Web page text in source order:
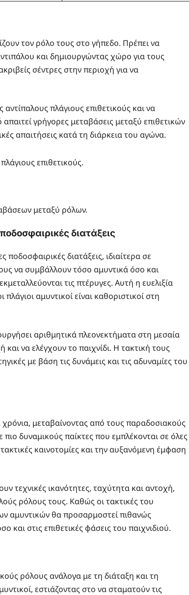
τον ρόλο τους στο γήπεδο. Πρέπει να
και δημιουργώντας χώρο για τους
σέντρες στην περιοχή για να
πλάγιους επιθετικούς και να
γρήγορες μεταβάσεις μεταξύ επιθετικών
απαιτήσεις κατά τη διάρκεια του αγώνα.
επιθετικούς.
μεταξύ ρόλων.
διατάξεις
ποδοσφαιρικές διατάξεις, ιδιαίτερα σε
να συμβάλλουν τόσο αμυντικά όσο και
τις πτέρυγες. Αυτή η ευελιξία
αμυντικοί είναι καθοριστικοί στη
αριθμητικά πλεονεκτήματα στη μεσαία
να ελέγχουν το παιχνίδι. Η τακτική τους
με βάση τις δυνάμεις και τις αδυναμίες του
χρόνια, μεταβαίνοντας από τους παραδοσιακούς
δυναμικούς παίκτες που εμπλέκονται σε όλες
καινοτομίες και την αυξανόμενη έμφαση
τεχνικές ικανότητες, ταχύτητα και αντοχή,
ρόλους τους. Καθώς οι τακτικές του
αμυντικών θα προσαρμοστεί πιθανώς
και στις επιθετικές φάσεις του παιχνιδιού.
ρόλους ανάλογα με τη διάταξη και τη
εστιάζοντας στο να σταματούν τις